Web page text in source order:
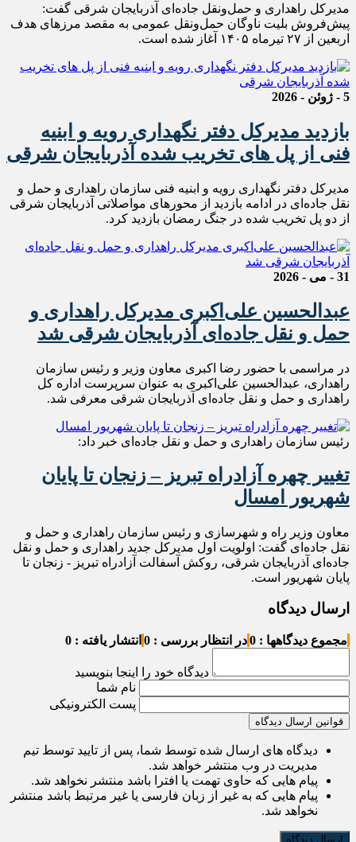
مدیرکل راهداری و حمل‌ونقل جاده‌ای آذربایجان شرقی گفت:
پیش‌فروش بلیت ناوگان حمل‌ونقل عمومی به مقصد مرزهای هدف
اربعین از ۲۷ تیرماه ۱۴۰۵ آغاز شده است.
5 - ژوئن - 2026
بازدید مدیرکل دفتر نگهداری رویه و ابنیه
فنی از پل های تخریب شده آذربایجان شرقی
مدیرکل دفتر نگهداری رویه و ابنیه فنی سازمان راهداری و حمل و
نقل جاده‌ای در ادامه بازدید از محورهای مواصلاتی آذربایجان شرقی
از دو‌ پل تخریب شده در جنگ رمضان بازدید کرد.
31 - می - 2026
عبدالحسین علی‌اکبری مدیرکل راهداری و
حمل و نقل جاده‌ای آذربایجان شرقی شد
در مراسمی با حضور رضا اکبری معاون وزیر و رئیس سازمان
راهداری، عبدالحسین علی‌اکبری به عنوان سرپرست اداره کل
راهداری و حمل و نقل جاده‌ای آذربایجان شرقی معرفی شد‌.
رئیس سازمان راهداری و حمل و نقل جاده‌ای خبر داد:
تغییر چهره آزادراه تبریز – زنجان تا پایان
شهریور امسال
معاون وزیر راه و شهرسازی و رئیس سازمان راهداری و حمل و
نقل جاده‌ای گفت: اولویت اول مدیرکل جدید راهداری و حمل و نقل
جاده‌ای آذربایجان شرقی، روکش آسفالت آزادراه تبریز - زنجان تا
پایان شهریور است.
ارسال دیدگاه
مجموع دیدگاهها : 0 در انتظار بررسی : 0 انتشار یافته : 0
دیدگاه خود را اینجا بنویسید
نام شما
پست الکترونیکی
قوانین ارسال دیدگاه
دیدگاه های ارسال شده توسط شما، پس از تایید توسط تیم
مدیریت در وب منتشر خواهد شد.
پیام هایی که حاوی تهمت یا افترا باشد منتشر نخواهد شد.
پیام هایی که به غیر از زبان فارسی یا غیر مرتبط باشد منتشر
نخواهد شد.